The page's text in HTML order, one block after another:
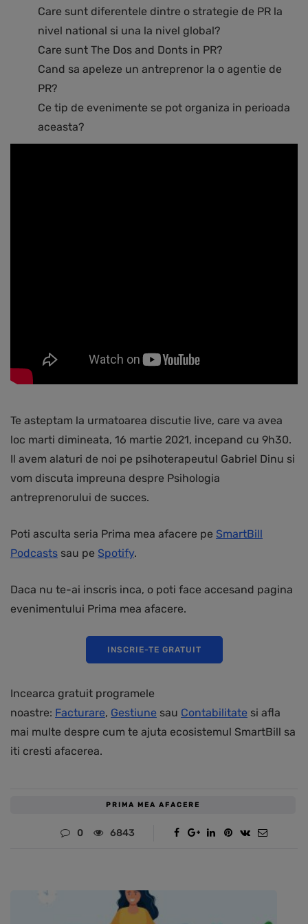
Care sunt diferentele dintre o strategie de PR la
nivel national si una la nivel global?
Care sunt The Dos and Donts in PR?
Cand sa apeleze un antreprenor la o agentie de
PR?
Ce tip de evenimente se pot organiza in perioada
aceasta?
Te asteptam la urmatoarea discutie live, care va avea
loc marti dimineata, 16 martie 2021, incepand cu 9h30.
Il avem alaturi de noi pe psihoterapeutul Gabriel Dinu si
vom discuta impreuna despre Psihologia
antreprenorului de succes.
Poti asculta seria Prima mea afacere pe SmartBill
Podcasts sau pe Spotify.
Daca nu te-ai inscris inca, o poti face accesand pagina
evenimentului Prima mea afacere.
INSCRIE-TE GRATUIT
Incearca gratuit programele
noastre: Facturare, Gestiune sau Contabilitate si afla
mai multe despre cum te ajuta ecosistemul SmartBill sa
iti cresti afacerea.
PRIMA MEA AFACERE
0 6843